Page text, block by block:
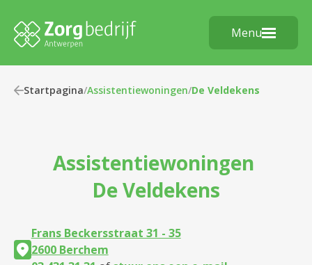
Menu
Startpagina/Assistentiewoningen/De Veldekens
Assistentiewoningen
De Veldekens
Frans Beckersstraat 31 - 35
2600 Berchem